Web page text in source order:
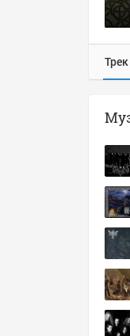
Трек